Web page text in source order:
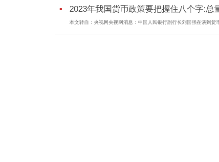
2023年我国货币政策要把握住八个字:总
本文转自：央视网央视网消息：中国人民银行副行长刘国强在谈到货